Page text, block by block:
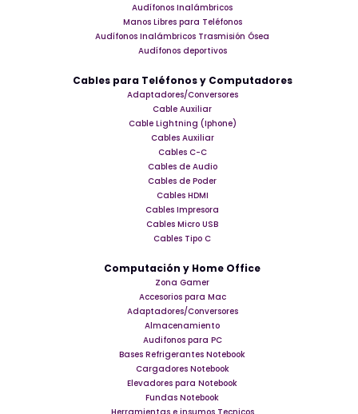
Audífonos Inalámbricos
Manos Libres para Teléfonos
Audífonos Inalámbricos Trasmisión Ósea
Audífonos deportivos
Cables para Teléfonos y Computadores
Adaptadores/Conversores
Cable Auxiliar
Cable Lightning (Iphone)
Cables Auxiliar
Cables C-C
Cables de Audio
Cables de Poder
Cables HDMI
Cables Impresora
Cables Micro USB
Cables Tipo C
Computación y Home Office
Zona Gamer
Accesorios para Mac
Adaptadores/Conversores
Almacenamiento
Audifonos para PC
Bases Refrigerantes Notebook
Cargadores Notebook
Elevadores para Notebook
Fundas Notebook